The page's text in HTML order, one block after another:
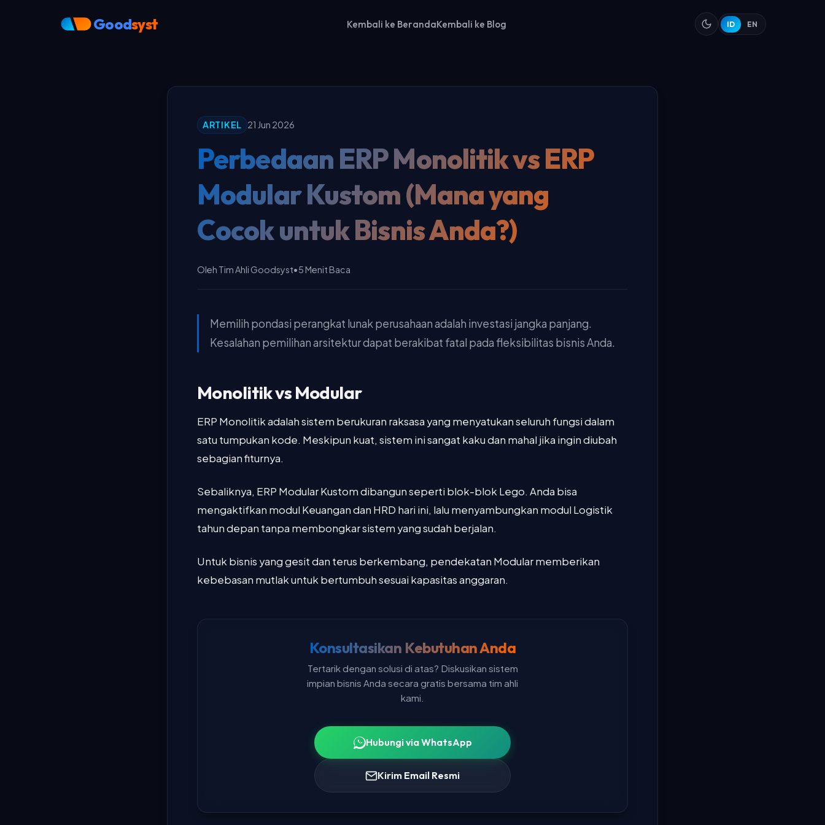
Goodsyst Kembali ke BerandaKembali ke Blog ID EN
ARTIKEL 21 Jun 2026
Perbedaan ERP Monolitik vs ERP
Modular Kustom (Mana yang
Cocok untuk Bisnis Anda?)
Oleh Tim Ahli Goodsyst•5 Menit Baca
Memilih pondasi perangkat lunak perusahaan adalah investasi jangka panjang.
Kesalahan pemilihan arsitektur dapat berakibat fatal pada fleksibilitas bisnis Anda.
Monolitik vs Modular
ERP Monolitik adalah sistem berukuran raksasa yang menyatukan seluruh fungsi dalam
satu tumpukan kode. Meskipun kuat, sistem ini sangat kaku dan mahal jika ingin diubah
sebagian fiturnya.
Sebaliknya, ERP Modular Kustom dibangun seperti blok-blok Lego. Anda bisa
mengaktifkan modul Keuangan dan HRD hari ini, lalu menyambungkan modul Logistik
tahun depan tanpa membongkar sistem yang sudah berjalan.
Untuk bisnis yang gesit dan terus berkembang, pendekatan Modular memberikan
kebebasan mutlak untuk bertumbuh sesuai kapasitas anggaran.
Konsultasikan Kebutuhan Anda
Tertarik dengan solusi di atas? Diskusikan sistem
impian bisnis Anda secara gratis bersama tim ahli
kami.
Hubungi via WhatsApp
Kirim Email Resmi